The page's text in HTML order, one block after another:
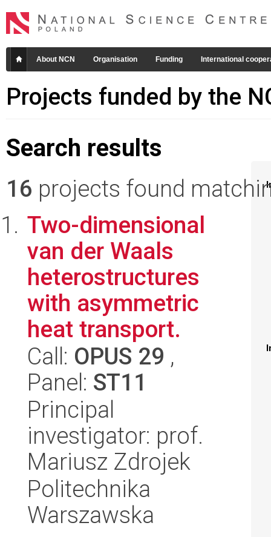
About NCN Organisation Funding International
Projects funded by the
Search results
16 projects found
Two-dimensional
van der Waals
heterostructures
with asymmetric
heat transport.
Call: OPUS 29 ,
Panel: ST11
Principal
investigator: prof.
Mariusz Zdrojek
Politechnika
Warszawska